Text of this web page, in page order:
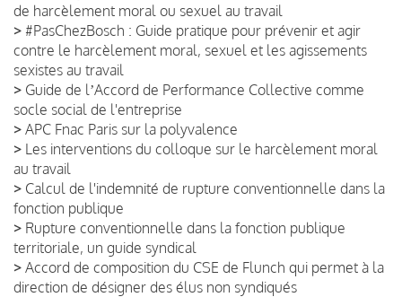
de harcèlement moral ou sexuel au travail
> #PasChezBosch : Guide pratique pour prévenir et agir
contre le harcèlement moral, sexuel et les agissements
sexistes au travail
> Guide de lʼAccord de Performance Collective comme
socle social de l'entreprise
> APC Fnac Paris sur la polyvalence
> Les interventions du colloque sur le harcèlement moral
au travail
> Calcul de l'indemnité de rupture conventionnelle dans la
fonction publique
> Rupture conventionnelle dans la fonction publique
territoriale, un guide syndical
> Accord de composition du CSE de Flunch qui permet à la
direction de désigner des élus non syndiqués